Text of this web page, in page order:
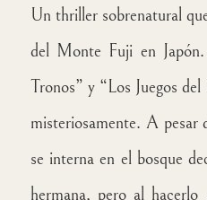
Un thriller sobrenatural
del Monte Fuji en
Tronos” y “Los Juegos
misteriosamente. A pesar
se interna en el bosque
hermana, pero al